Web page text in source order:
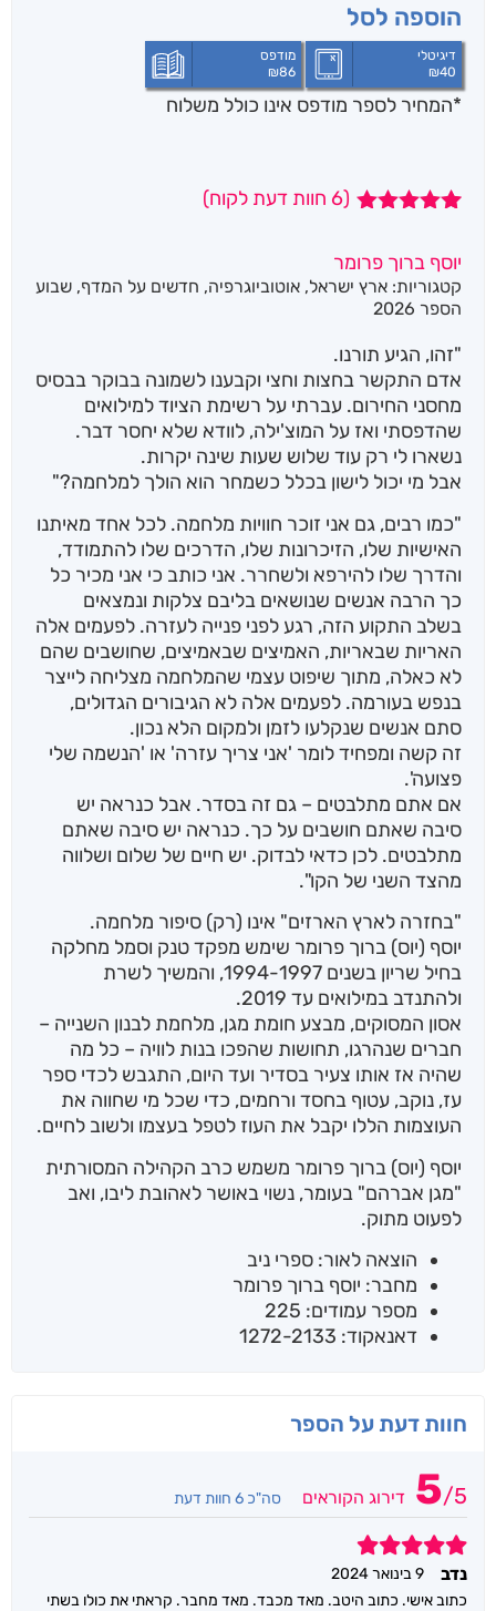
הוספה לסל
דיגיטלי
₪40
מודפס
₪86
*המחיר לספר מודפס אינו כולל משלוח
מבוסס על
דירוגים של
לקוחות
(
6 חוות דעת לקוח)
יוסף ברוך פרומר
קטגוריות: ארץ ישראל, אוטוביוגרפיה, חדשים על המדף, שבוע
הספר 2026
"זהו, הגיע תורנו.
אדם התקשר בחצות וחצי וקבענו לשמונה בבוקר בבסיס
מחסני החירום. עברתי על רשימת הציוד למילואים
שהדפסתי ואז על המוצ'ילה, לוודא שלא יחסר דבר.
נשארו לי רק עוד שלוש שעות שינה יקרות.
אבל מי יכול לישון בכלל כשמחר הוא הולך למלחמה?"
"כמו רבים, גם אני זוכר חוויות מלחמה. לכל אחד מאיתנו
האישיות שלו, הזיכרונות שלו, הדרכים שלו להתמודד,
והדרך שלו להירפא ולשחרר. אני כותב כי אני מכיר כל
כך הרבה אנשים שנושאים בליבם צלקות ונמצאים
בשלב התקוע הזה, רגע לפני פנייה לעזרה. לפעמים אלה
האריות שבאריות, האמיצים שבאמיצים, שחושבים שהם
לא כאלה, מתוך שיפוט עצמי שהמלחמה מצליחה לייצר
בנפש בעורמה. לפעמים אלה לא הגיבורים הגדולים,
סתם אנשים שנקלעו לזמן ולמקום הלא נכון.
זה קשה ומפחיד לומר 'אני צריך עזרה' או 'הנשמה שלי
פצועה'.
אם אתם מתלבטים – גם זה בסדר. אבל כנראה יש
סיבה שאתם חושבים על כך. כנראה יש סיבה שאתם
מתלבטים. לכן כדאי לבדוק. יש חיים של שלום ושלווה
מהצד השני של הקו".
"בחזרה לארץ הארזים" אינו (רק) סיפור מלחמה.
יוסף (יוס) ברוך פרומר שימש מפקד טנק וסמל מחלקה
בחיל שריון בשנים 1994-1997, והמשיך לשרת
ולהתנדב במילואים עד 2019.
אסון המסוקים, מבצע חומת מגן, מלחמת לבנון השנייה –
חברים שנהרגו, תחושות שהפכו בנות לוויה – כל מה
שהיה אז אותו צעיר בסדיר ועד היום, התגבש לכדי ספר
עז, נוקב, עטוף בחסד ורחמים, כדי שכל מי שחווה את
העוצמות הללו יקבל את העוז לטפל בעצמו ולשוב לחיים.
יוסף (יוס) ברוך פרומר משמש כרב הקהילה המסורתית
"מגן אברהם" בעומר, נשוי באושר לאהובת ליבו, ואב
לפעוט מתוק.
הוצאה לאור: ספרי ניב
מחבר: יוסף ברוך פרומר
מספר עמודים: 225
דאנאקוד: 1272-2133
חוות דעת על הספר
5/5 דירוג הקוראים סה"כ 6 חוות דעת
5
נדב
9 בינואר 2024
כתוב אישי. כתוב היטב. מאד מכבד. מאד מחבר. קראתי את כולו בשתי